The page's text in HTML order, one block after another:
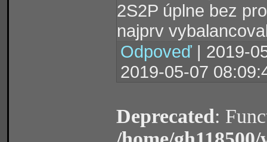
2S2P úplne bez
najprv
Odpoveď | 2019-
2019-05-07
Deprecated: